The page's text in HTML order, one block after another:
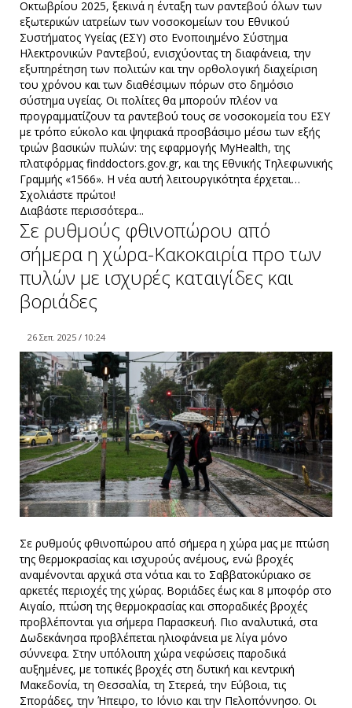
Οκτωβρίου 2025, ξεκινά η ένταξη των ραντεβού όλων των
εξωτερικών ιατρείων των νοσοκομείων του Εθνικού
Συστήματος Υγείας (ΕΣΥ) στο Ενοποιημένο Σύστημα
Ηλεκτρονικών Ραντεβού, ενισχύοντας τη διαφάνεια, την
εξυπηρέτηση των πολιτών και την ορθολογική διαχείριση
του χρόνου και των διαθέσιμων πόρων στο δημόσιο
σύστημα υγείας. Οι πολίτες θα μπορούν πλέον να
προγραμματίζουν τα ραντεβού τους σε νοσοκομεία του ΕΣΥ
με τρόπο εύκολο και ψηφιακά προσβάσιμο μέσω των εξής
τριών βασικών πυλών: της εφαρμογής MyHealth, της
πλατφόρμας finddoctors.gov.gr, και της Εθνικής Τηλεφωνικής
Γραμμής «1566». Η νέα αυτή λειτουργικότητα έρχεται…
Σχολιάστε πρώτοι!
Διαβάστε περισσότερα...
Σε ρυθμούς φθινοπώρου από
σήμερα η χώρα-Κακοκαιρία προ των
πυλών με ισχυρές καταιγίδες και
βοριάδες
26 Σεπ. 2025 / 10:24
Σε ρυθμούς φθινοπώρου από σήμερα η χώρα μας με πτώση
της θερμοκρασίας και ισχυρούς ανέμους, ενώ βροχές
αναμένονται αρχικά στα νότια και το Σαββατοκύριακο σε
αρκετές περιοχές της χώρας. Βοριάδες έως και 8 μποφόρ στο
Αιγαίο, πτώση της θερμοκρασίας και σποραδικές βροχές
προβλέπονται για σήμερα Παρασκευή. Πιο αναλυτικά, στα
Δωδεκάνησα προβλέπεται ηλιοφάνεια με λίγα μόνο
σύννεφα. Στην υπόλοιπη χώρα νεφώσεις παροδικά
αυξημένες, με τοπικές βροχές στη δυτική και κεντρική
Μακεδονία, τη Θεσσαλία, τη Στερεά, την Εύβοια, τις
Σποράδες, την Ήπειρο, το Ιόνιο και την Πελοπόννησο. Οι